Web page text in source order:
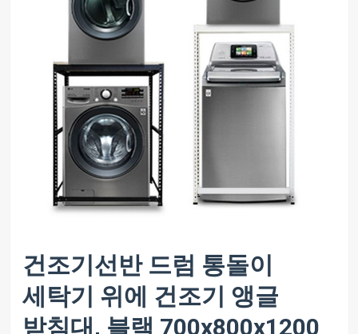
건조기선반 드럼 통돌이
세탁기 위에 건조기 앵글
받침대, 블랙 700x800x1200